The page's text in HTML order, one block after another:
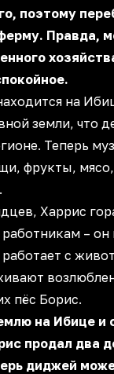
поэтому
Правда,
на
земли, что
Теперь
фрукты,
Харрис
работникам –
работает с
пёс Борис.
на Ибице и
продал два
диджей